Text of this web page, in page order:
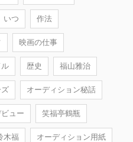
いつ 作法
映画の仕事
歴史 福山雅治
オーディション秘話
ュー 笑福亭鶴瓶
木福 オーディション用紙